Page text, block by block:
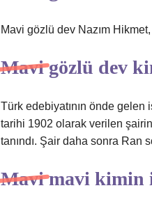
Mavi gözlü dev Nazım
Mavi gözlü dev
Türk edebiyatının önde gelen
tarihi 1902 olarak verilen
tanındı. Şair daha sonra Ran
Mavi mavi kimin